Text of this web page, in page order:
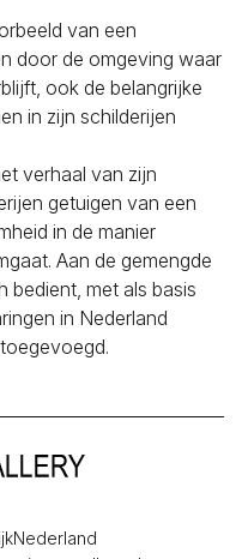
van een
door de omgeving waar
ook de belangrijke
in zijn schilderijen
verhaal van zijn
getuigen van een
in de manier
Aan de gemengde
bedient, met als basis
in Nederland
Nederland